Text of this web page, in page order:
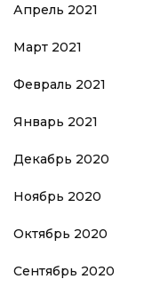
Апрель 2021
Март 2021
Февраль 2021
Январь 2021
Декабрь 2020
Ноябрь 2020
Октябрь 2020
Сентябрь 2020